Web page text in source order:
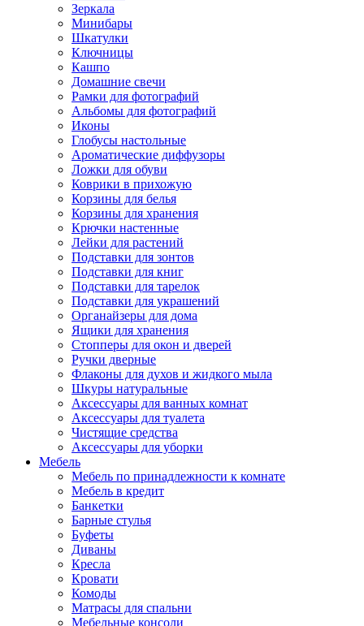
Зеркала
Минибары
Шкатулки
Ключницы
Кашпо
Домашние свечи
Рамки для фотографий
Альбомы для фотографий
Иконы
Глобусы настольные
Ароматические диффузоры
Ложки для обуви
Коврики в прихожую
Корзины для белья
Корзины для хранения
Крючки настенные
Лейки для растений
Подставки для зонтов
Подставки для книг
Подставки для тарелок
Подставки для украшений
Органайзеры для дома
Ящики для хранения
Стопперы для окон и дверей
Ручки дверные
Флаконы для духов и жидкого мыла
Шкуры натуральные
Аксессуары для ванных комнат
Аксессуары для туалета
Чистящие средства
Аксессуары для уборки
Мебель
Мебель по принадлежности к комнате
Мебель в кредит
Банкетки
Барные стулья
Буфеты
Диваны
Кресла
Кровати
Комоды
Матрасы для спальни
Мебельные консоли